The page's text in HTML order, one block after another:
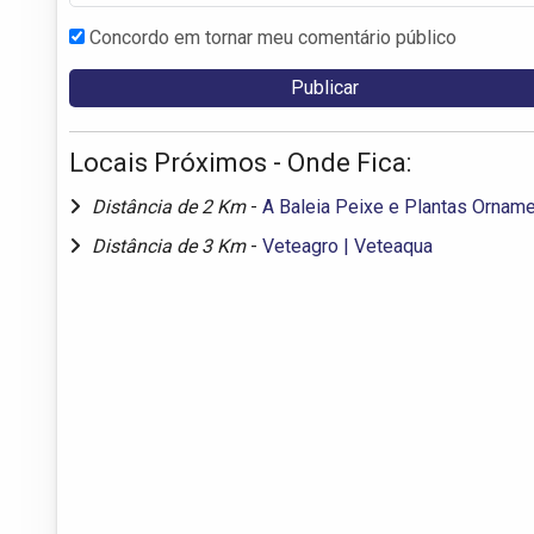
Concordo em tornar meu comentário público
Locais Próximos - Onde Fica:
Distância de 2 Km - A Baleia Peixe e Plantas
Distância de 3 Km - Veteagro | Veteaqua